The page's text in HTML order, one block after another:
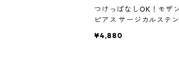
つけっぱなしOK！モザ
ピアス サージカルステ
キンジュエリー
¥4,880